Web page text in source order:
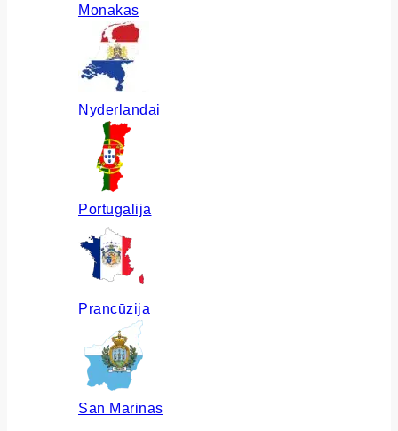
Monakas
Nyderlandai
Portugalija
Prancūzija
San Marinas